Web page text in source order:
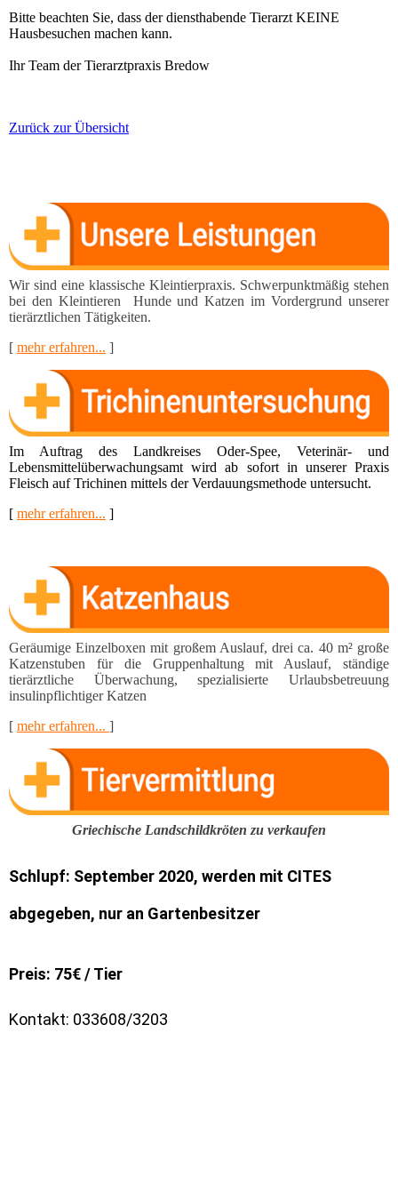
Bitte beachten Sie, dass der diensthabende Tierarzt KEINE
Hausbesuchen machen kann.
Ihr Team der Tierarztpraxis Bredow
Zurück zur Übersicht
Wir sind eine klassische Kleintierpraxis. Schwerpunktmä­ßig stehen
bei den Kleintieren Hunde und Katzen im Vor­dergrund unserer
tierärztlichen Tätigkeiten.
[ mehr erfahren... ]
Im Auftrag des Landkreises Oder-Spee, Veterinär- und
Lebensmittel­überwachungsamt wird ab sofort in unserer Praxis
Fleisch auf Trichinen mittels der Verdauungsmethode untersucht.
[ mehr erfahren... ]
Geräumige Einzelboxen mit großem Auslauf, drei ca. 40 m² große
Katzenstuben für die Gruppen­haltung mit Auslauf, ständige
tierärztliche Überwachung, spezialisierte Urlaubsbetreuung
insulinpflichti­ger Katzen
[ mehr erfahren... ]
Griechische Landschildkröten zu verkaufen
Schlupf: September 2020, werden mit CITES
abgegeben, nur an Gartenbesitzer
Preis: 75€ / Tier
Kontakt: 033608/3203